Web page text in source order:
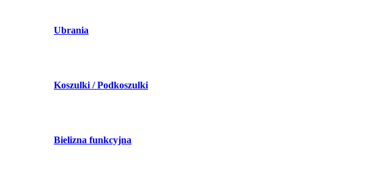
Ubrania
Koszulki / Podkoszulki
Bielizna funkcyjna